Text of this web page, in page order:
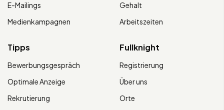
E-Mailings
Medienkampagnen
Gehalt
Arbeitszeiten
Tipps
Bewerbungsgespräch
Optimale Anzeige
Rekrutierung
Fullknight
Registrierung
Über uns
Orte